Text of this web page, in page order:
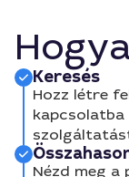
Keresés
Hozz létre
kapcsolatba
Nézd meg a